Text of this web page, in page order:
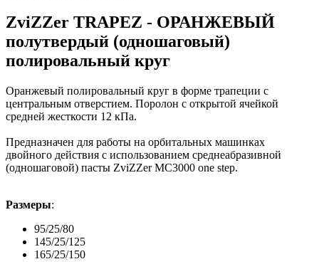
ZviZZer TRAPEZ - ОРАНЖЕВЫЙ
полутвердый (одношаговый)
полировальный круг
Оранжевый полировальный круг в форме трапеции с
центральным отверстием. Поролон с открытой ячейкой
средней жесткости 12 кПа.
Предназначен для работы на орбитальных машинках
двойного действия с использованием среднеабразивной
(одношаговой) пасты ZviZZer MC3000 one step.
Размеры:
95/25/80
145/25/125
165/25/150